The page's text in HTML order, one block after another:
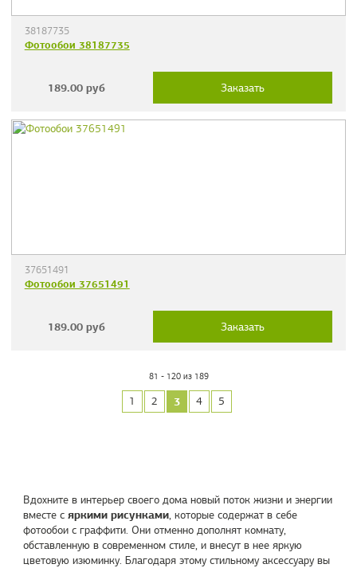
38187735
Фотообои 38187735
189.00 руб Заказать
37651491
Фотообои 37651491
189.00 руб Заказать
81 - 120 из 189
1 2 3 4 5
Вдохните в интерьер своего дома новый поток жизни и энергии
вместе сяркими рисунками, которые содержат в себе
фотообои с граффити. Они отменно дополнят комнату,
обставленную в современном стиле, и внесут в нее яркую
цветовую изюминку. Благодаря этому стильному аксессуару вы